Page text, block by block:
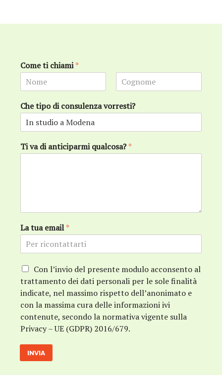
Come ti chiami*
o
m
o
g
m
Che tipo di consulenza vorresti?
Ti va di anticiparmi qualcosa?*
La tua email*
P
r
i
v
a
c
y
Con l’invio del presente modulo acconsento al
trattamento dei dati personali per le sole finalità
indicate, nel massimo rispetto dell’anonimato e
con la massima cura delle informazioni ivi
contenute, secondo la normativa vigente sulla
Privacy – UE (GDPR) 2016/679.
INVIA